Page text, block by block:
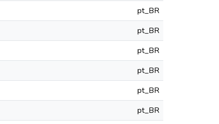
pt_BR
pt_BR
pt_BR
pt_BR
pt_BR
pt_BR